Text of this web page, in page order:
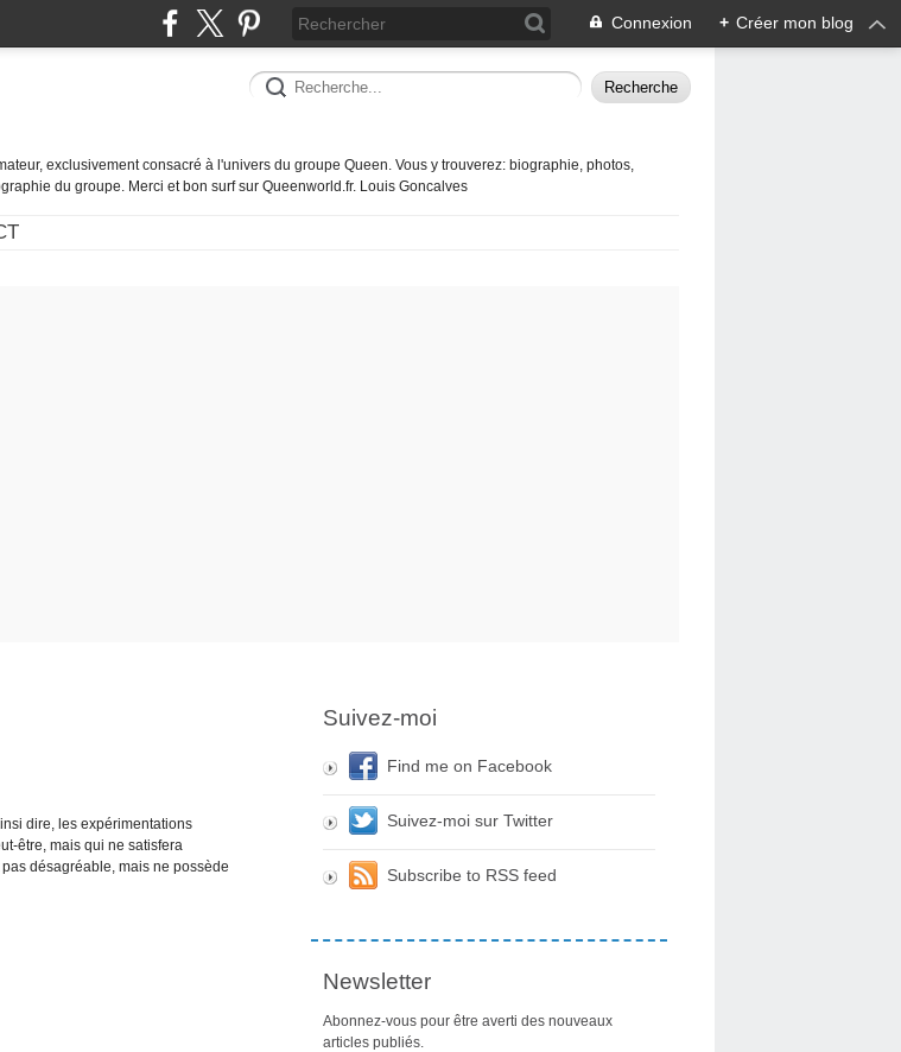
Connexion + Créer mon blog
exclusivement consacré à l'univers du groupe Queen. Vous y trouverez: biographie, photos,
du groupe. Merci et bon surf sur Queenworld.fr. Louis Goncalves
dire, les expérimentations
être, mais qui ne satisfera
désagréable, mais ne possède
Suivez-moi
Find me on Facebook
Suivez-moi sur Twitter
Subscribe to RSS feed
Newsletter
Abonnez-vous pour être averti des nouveaux
articles publiés.